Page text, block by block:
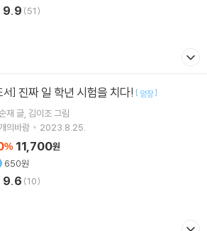
9.9 (51)
서] 진짜 일 학년 시험을 치다! [ 양장]
재 글 김이조 그림
의바람
2023.8.25.
% 11,700원
650원
9.6 (10)